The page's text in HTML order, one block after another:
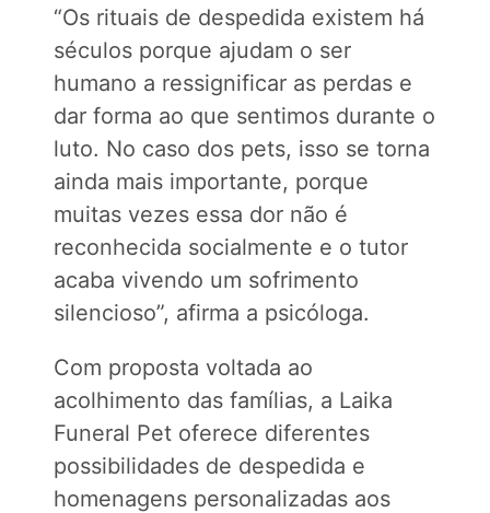
“Os rituais de despedida existem há
séculos porque ajudam o ser
humano a ressignificar as perdas e
dar forma ao que sentimos durante o
luto. No caso dos pets, isso se torna
ainda mais importante, porque
muitas vezes essa dor não é
reconhecida socialmente e o tutor
acaba vivendo um sofrimento
silencioso”, afirma a psicóloga.
Com proposta voltada ao
acolhimento das famílias, a Laika
Funeral Pet oferece diferentes
possibilidades de despedida e
homenagens personalizadas aos